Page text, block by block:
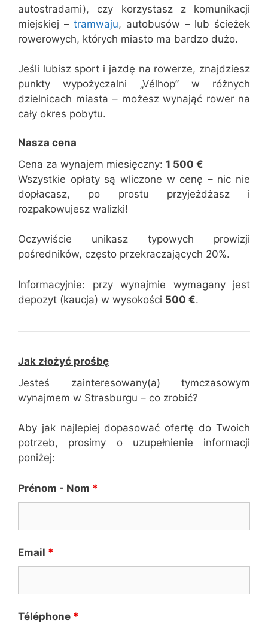
autostradami), czy korzystasz z komunikacji
miejskiej –tramwaju, autobusów – lub ścieżek
rowerowych, których miasto ma bardzo dużo.
Jeśli lubisz sport i jazdę na rowerze, znajdziesz
punkty wypożyczalni „Vélhop” w różnych
dzielnicach miasta – możesz wynająć rower na
cały okres pobytu.
Nasza cena
Cena za wynajem miesięczny: 1 500 €
Wszystkie opłaty są wliczone w cenę – nic nie
dopłacasz, po prostu przyjeżdżasz i
rozpakowujesz walizki!
Oczywiście unikasz typowych prowizji
pośredników, często przekraczających 20%.
Informacyjnie: przy wynajmie wymagany jest
depozyt (kaucja) w wysokości 500 €.
Jak złożyć prośbę
Jesteś zainteresowany(a) tymczasowym
wynajmem w Strasburgu – co zrobić?
Aby jak najlepiej dopasować ofertę do Twoich
potrzeb, prosimy o uzupełnienie informacji
poniżej:
Prénom - Nom *
Email *
Téléphone *